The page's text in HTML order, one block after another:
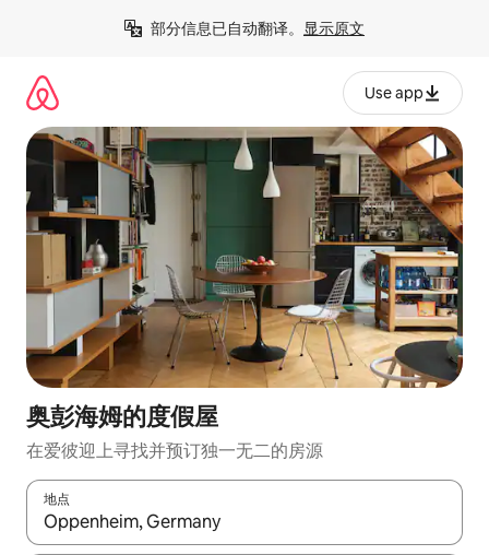
部分信息已自动翻译。 显示原文
Use app
奥彭海姆的度假屋
在爱彼迎上寻找并预订独一无二的房源
地点
如有搜索结果，请使用上下方向键查看，或通过点击或滑动手势